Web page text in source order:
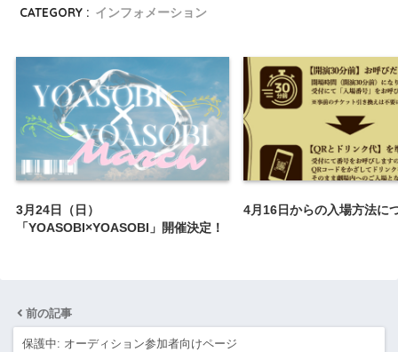
CATEGORY : インフォメーション
3月24日（日）
「YOASOBI×YOASOBI」開催決定！
4月16日からの入場方法に
前の記事
保護中: オーディション参加者向けページ